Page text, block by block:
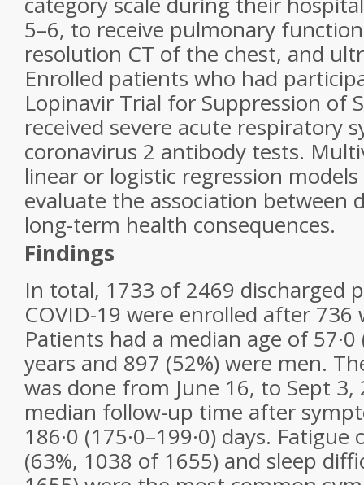
5–6, to receive pulmonary
resolution CT of the chest, and
Enrolled patients who had
Lopinavir Trial for Suppression of
received severe acute respiratory
coronavirus 2 antibody tests.
linear or logistic regression
evaluate the association between
long-term health consequences.
Findings
In total, 1733 of 2469 discharged
COVID-19 were enrolled after 736
Patients had a median age of 57·0
years and 897 (52%) were men.
was done from June 16, to Sept
median follow-up time after
186·0 (175·0–199·0) days.
(63%, 1038 of 1655) and sleep